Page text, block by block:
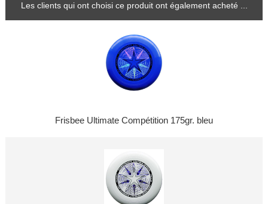
Les clients qui ont choisi ce produit ont également acheté ...
Frisbee Ultimate Compétition 175gr. bleu